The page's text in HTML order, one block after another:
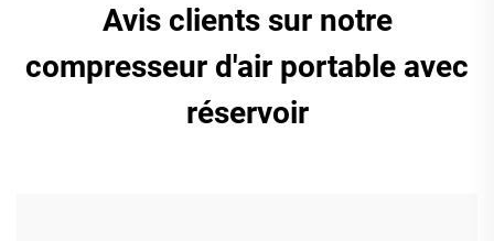
Avis clients sur notre
compresseur d'air portable avec
réservoir